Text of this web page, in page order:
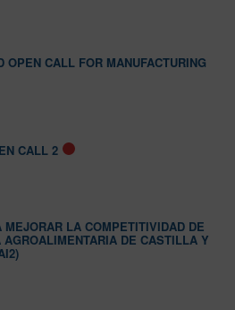
OPEN CALL FOR MANUFACTURING
CALL 2
MEJORAR LA COMPETITIVIDAD DE
AGROALIMENTARIA DE CASTILLA Y